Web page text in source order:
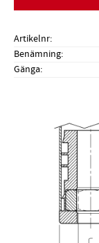
Artikelnr
Benämning
Gänga